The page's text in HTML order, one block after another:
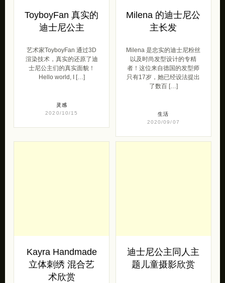
ToyboyFan 真实的
迪士尼公主
艺术家ToyboyFan 通过3D
渲染技术，真实的还原了迪
士尼公主们的真实面貌！
Hello world, I […]
灵感
2020/10/15
Milena 的迪士尼公
主长发
Milena 是忠实的迪士尼粉丝
以及时尚发型设计的专精
者！这位来自德国的发型师
只有17岁，她已经设法提出
了数百 […]
生活
2020/09/07
Kayra Handmade
立体刺绣 混合艺
术欣赏
迪士尼公主同人主
题儿童摄影欣赏